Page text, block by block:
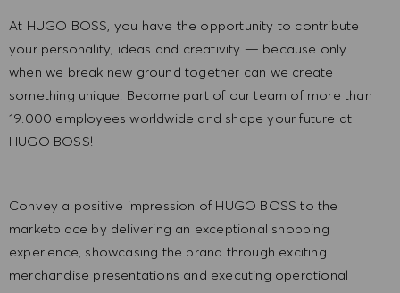
At HUGO BOSS, you have the opportunity to contribute
your personality, ideas and creativity — because only
when we break new ground together can we create
something unique. Become part of our team of more than
19.000 employees worldwide and shape your future at
HUGO BOSS!
Convey a positive impression of HUGO BOSS to the
marketplace by delivering an exceptional shopping
experience, showcasing the brand through exciting
merchandise presentations and executing operational